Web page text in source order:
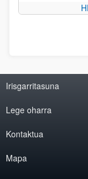
Irisgarritasuna
Lege oharra
Kontaktua
Mapa